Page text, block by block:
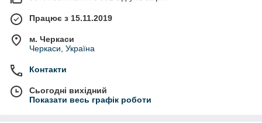
Працює з 15.11.2019
м. Черкаси
Черкаси, Україна
Контакти
Сьогодні вихідний
Показати весь графік роботи